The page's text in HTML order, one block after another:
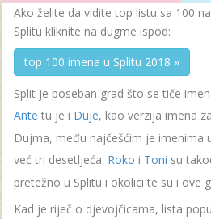
Ako želite da vidite top listu sa 100
Splitu kliknite na dugme ispod:
top 100 imena u Splitu 2018 »
Split je poseban grad što se tiče
Ante tu je i Duje, kao verzija imena
Dujma, među najčešćim je imenima
već tri desetljeća. Roko i Toni su
pretežno u Splitu i okolici te su i ove
Kad je riječ o djevojčicama, lista